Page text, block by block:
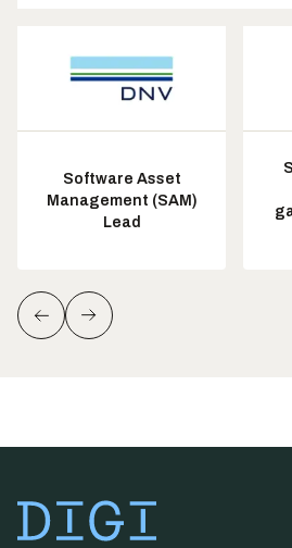
Software Asset
Management (SAM)
Lead